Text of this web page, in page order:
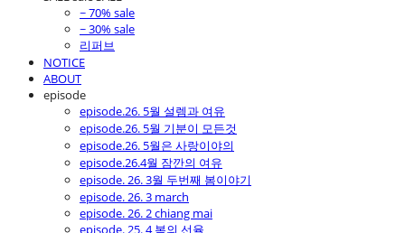
~ 70% sale
~ 30% sale
리퍼브
NOTICE
ABOUT
episode
episode.26. 5월 설렘과 여유
episode.26. 5월 기분이 모든것
episode.26. 5월은 사랑이야의
episode.26.4월 잠깐의 여유
episode. 26. 3월 두번째 봄이야기
episode. 26. 3 march
episode. 26. 2 chiang mai
episode. 25. 4 봄의 선율